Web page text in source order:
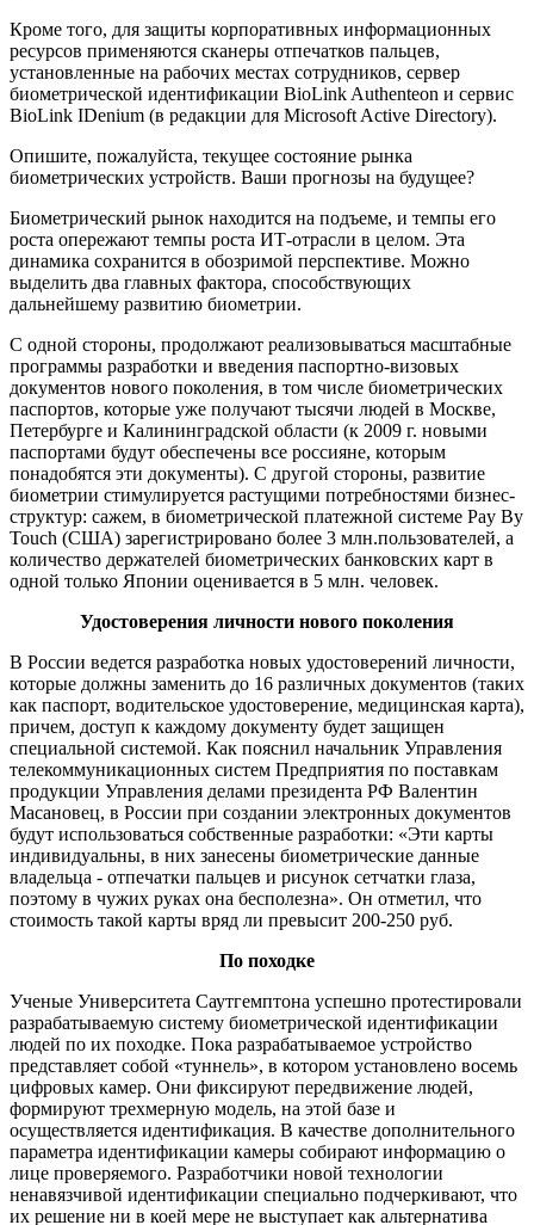
Кроме того, для защиты корпоративных информационных
ресурсов применяются сканеры отпечатков пальцев,
установленные на рабочих местах сотрудников, сервер
биометрической идентификации BioLink Authenteon и сервис
BioLink IDenium (в редакции для Microsoft Active Directory).
Опишите, пожалуйста, текущее состояние рынка
биометрических устройств. Ваши прогнозы на будущее?
Биометрический рынок находится на подъеме, и темпы его
роста опережают темпы роста ИТ-отрасли в целом. Эта
динамика сохранится в обозримой перспективе. Можно
выделить два главных фактора, способствующих
дальнейшему развитию биометрии.
С одной стороны, продолжают реализовываться масштабные
программы разработки и введения паспортно-визовых
документов нового поколения, в том числе биометрических
паспортов, которые уже получают тысячи людей в Москве,
Петербурге и Калининградской области (к 2009 г. новыми
паспортами будут обеспечены все россияне, которым
понадобятся эти документы). С другой стороны, развитие
биометрии стимулируется растущими потребностями бизнес-
структур: сажем, в биометрической платежной системе Pay By
Touch (США) зарегистрировано более 3 млн.пользователей, а
количество держателей биометрических банковских карт в
одной только Японии оценивается в 5 млн. человек.
Удостоверения личности нового поколения
В России ведется разработка новых удостоверений личности,
которые должны заменить до 16 различных документов (таких
как паспорт, водительское удостоверение, медицинская карта),
причем, доступ к каждому документу будет защищен
специальной системой. Как пояснил начальник Управления
телекоммуникационных систем Предприятия по поставкам
продукции Управления делами президента РФ Валентин
Масановец, в России при создании электронных документов
будут использоваться собственные разработки: «Эти карты
индивидуальны, в них занесены биометрические данные
владельца - отпечатки пальцев и рисунок сетчатки глаза,
поэтому в чужих руках она бесполезна». Он отметил, что
стоимость такой карты вряд ли превысит 200-250 руб.
По походке
Ученые Университета Саутгемптона успешно протестировали
разрабатываемую систему биометрической идентификации
людей по их походке. Пока разрабатываемое устройство
представляет собой «туннель», в котором установлено восемь
цифровых камер. Они фиксируют передвижение людей,
формируют трехмерную модель, на этой базе и
осуществляется идентификация. В качестве дополнительного
параметра идентификации камеры собирают информацию о
лице проверяемого. Разработчики новой технологии
ненавязчивой идентификации специально подчеркивают, что
их решение ни в коей мере не выступает как альтернатива